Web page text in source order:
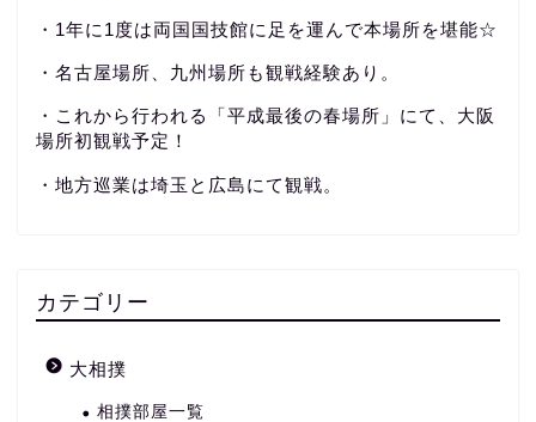
・1年に1度は両国国技館に足を運んで本場所を堪能☆
・名古屋場所、九州場所も観戦経験あり。
・これから行われる「平成最後の春場所」にて、大阪
場所初観戦予定！
・地方巡業は埼玉と広島にて観戦。
カテゴリー
大相撲
相撲部屋一覧